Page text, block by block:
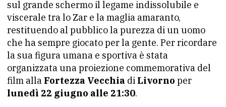
sul grande schermo il legame indissolubile e
viscerale tra lo Zar e la maglia amaranto,
restituendo al pubblico la purezza di un uomo
che ha sempre giocato per la gente. Per ricordare
la sua figura umana e sportiva è stata
organizzata una proiezione commemorativa del
film alla Fortezza Vecchia di Livorno per
lunedì 22 giugno alle 21:30.